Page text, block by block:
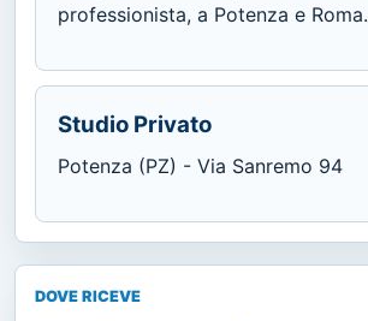
professionista, a Potenza e Roma.
Studio Privato
Potenza (PZ) - Via Sanremo 94
DOVE RICEVE